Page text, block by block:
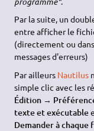
Par la suite, un
entre afficher le
(directement ou
messages d'erreurs)
Par ailleurs Nautilus
simple clic avec les
Édition →
texte et exécutable
Demander à chaque